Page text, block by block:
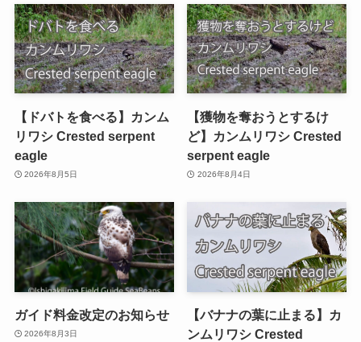
【ドバトを食べる】カンム
リワシ Crested serpent
eagle
2026年8月5日
【獲物を奪おうとするけ
ど】カンムリワシ Crested
serpent eagle
2026年8月4日
ガイド料金改定のお知らせ
2026年8月3日
【バナナの葉に止まる】カ
ンムリワシ Crested